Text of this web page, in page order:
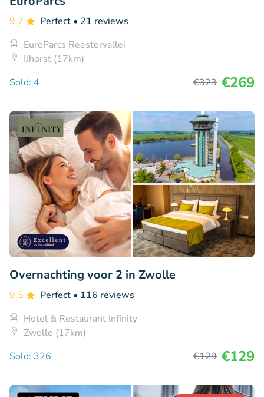
9.7 Perfect • 21 reviews
EuroParcs Reestervallei
IJhorst (17km)
Sold: 4
€323 €269
Overnachting voor 2 in Zwolle
9.5 Perfect • 116 reviews
Hotel & Restaurant Infinity
Zwolle (17km)
Sold: 326
€129 €129